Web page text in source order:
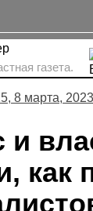
газета.
8 марта, 2023
и
как